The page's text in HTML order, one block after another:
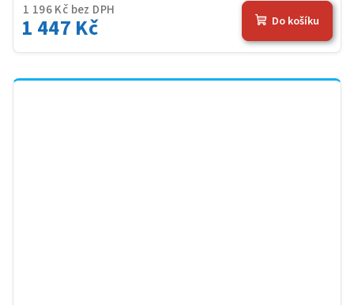
1 196 Kč bez DPH
1 447 Kč Do košíku